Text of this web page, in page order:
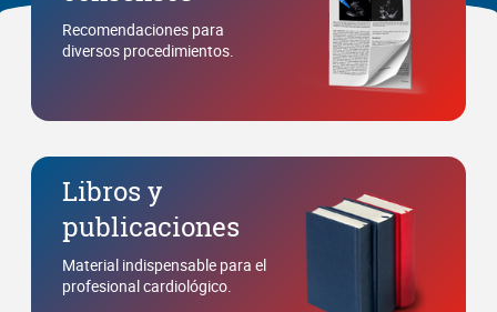
Recomendaciones para
diversos procedimientos.
Libros y
publicaciones
Material indispensable para el
profesional cardiológico.